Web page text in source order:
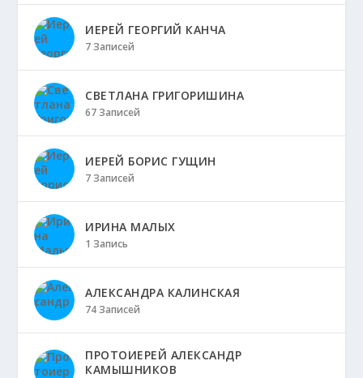
ИЕРЕЙ ГЕОРГИЙ КАНЧА
7 Записей
СВЕТЛАНА ГРИГОРИШИНА
67 Записей
ИЕРЕЙ БОРИС ГУЩИН
7 Записей
ИРИНА МАЛЫХ
1 Запись
АЛЕКСАНДРА КАЛИНСКАЯ
74 Записей
ПРОТОИЕРЕЙ АЛЕКСАНДР
КАМЫШНИКОВ